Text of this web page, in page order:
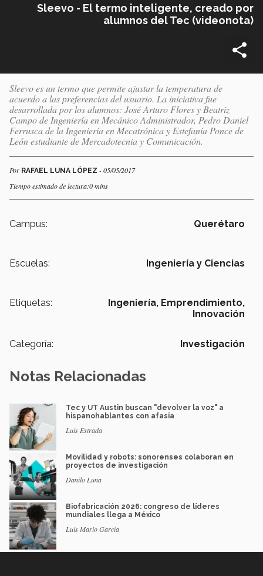
Sleevo - El termo inteligente, creado por
alumnos del Tec (videonota)
Sleevo es un termo que permite ajustar la temperatura de
acuerdo a las preferencias del usuario. La iniciativa fue
desarrollada por los alumnos: José Arturo Flores y Beatriz
Campo de Ingeniería en Mecánico Administrador, Pedro Daniel
Ferrusca de la Ingeniería en Mecatrónica y Estefanía Ponce de
León estudiante de Mercadotecnia y Comunicación.
Por RAFAEL LUNA LÓPEZ - 05/05/2017
Tiempo estimado de lectura:0 mins
Campus: Querétaro
Escuelas: Ingeniería y Ciencias
Etiquetas: Ingeniería, Emprendimiento,
Innovación
Categoría: Investigación
Notas Relacionadas
Tec y UT Austin buscan "devolver la voz" a
hispanohablantes con afasia
Luis Estrada
Movilidad y robots: sonorenses colaboran en
proyectos de investigación
Danilo Luna
Biofabricación 2026: congreso de líderes
mundiales llega a México
Luis Mario García